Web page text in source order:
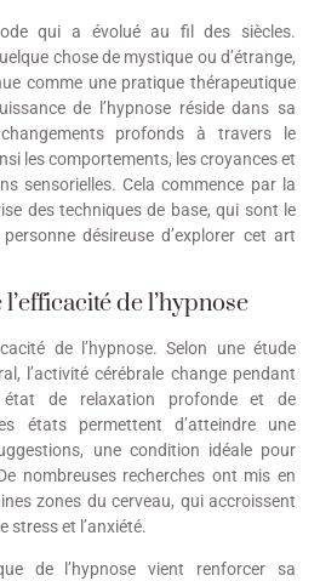
qui a évolué au fil des siècles.
chose de mystique ou d’étrange,
comme une pratique thérapeutique
de l’hypnose réside dans sa
profonds à travers le
les comportements, les croyances et
sensorielles. Cela commence par la
des techniques de base, qui sont le
désireuse d’explorer cet art
de l’hypnose
de l’hypnose. Selon une étude
l’activité cérébrale change pendant
état de relaxation profonde et de
états permettent d’atteindre une
une condition idéale pour
nombreuses recherches ont mis en
zones du cerveau, qui accroissent
stress et l’anxiété.
de l’hypnose vient renforcer sa